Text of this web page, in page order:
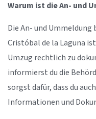
Warum ist die An- und
Die An- und Ummeldung
Cristóbal de la Laguna
Umzug rechtlich zu
informierst du die
sorgst dafür, dass du
Informationen und